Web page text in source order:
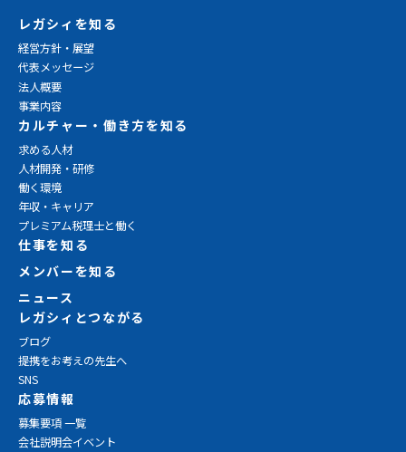
レガシィを知る
経営方針・展望
代表メッセージ
法人概要
事業内容
カルチャー・働き方を知る
求める人材
人材開発・研修
働く環境
年収・キャリア
プレミアム税理士と働く
仕事を知る
メンバーを知る
ニュース
レガシィとつながる
ブログ
提携をお考えの先生へ
SNS
応募情報
募集要項 一覧
会社説明会イベント